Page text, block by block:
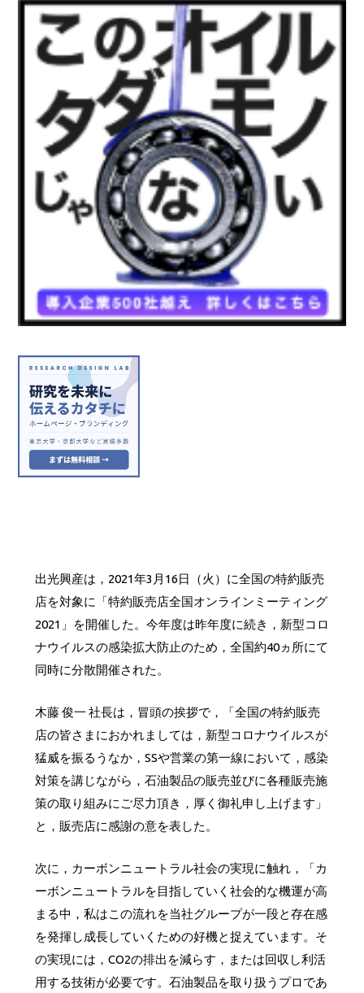
出光興産は，2021年3月16日（火）に全国の特約販売
店を対象に「特約販売店全国オンラインミーティング
2021」を開催した。今年度は昨年度に続き，新型コロ
ナウイルスの感染拡大防止のため，全国約40ヵ所にて
同時に分散開催された。
木藤 俊一 社長は，冒頭の挨拶で，「全国の特約販売
店の皆さまにおかれましては，新型コロナウイルスが
猛威を振るうなか，SSや営業の第一線において，感染
対策を講じながら，石油製品の販売並びに各種販売施
策の取り組みにご尽力頂き，厚く御礼申し上げます」
と，販売店に感謝の意を表した。
次に，カーボンニュートラル社会の実現に触れ，「カ
ーボンニュートラルを目指していく社会的な機運が高
まる中，私はこの流れを当社グループが一段と存在感
を発揮し成長していくための好機と捉えています。そ
の実現には，CO2の排出を減らす，または回収し利活
用する技術が必要です。石油製品を取り扱うプロであ